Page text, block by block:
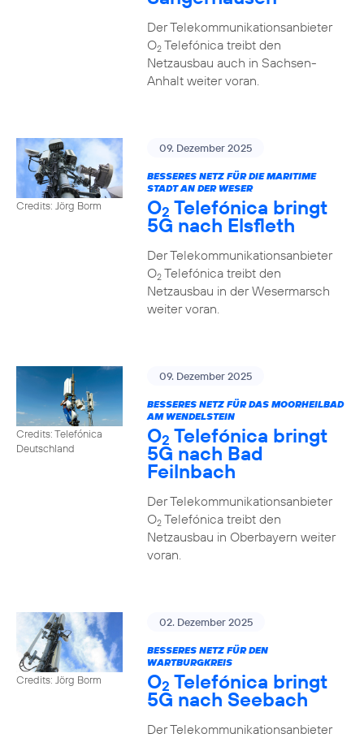
Der Telekommunikationsanbieter
O2Telefónica treibt den
Netzausbau auch in Sachsen-
Anhalt weiter voran.
Credits: Jörg Borm
09. Dezember 2025
BESSERES NETZ FÜR DIE MARITIME
STADT AN DER WESER
O2 Telefónica bringt
5G nach Elsfleth
Der Telekommunikationsanbieter
O2Telefónica treibt den
Netzausbau in der Wesermarsch
weiter voran.
Credits: Telefónica
Deutschland
09. Dezember 2025
BESSERES NETZ FÜR DAS MOORHEILBAD
AM WENDELSTEIN
O2 Telefónica bringt
5G nach Bad
Feilnbach
Der Telekommunikationsanbieter
O2Telefónica treibt den
Netzausbau in Oberbayern weiter
voran.
Credits: Jörg Borm
02. Dezember 2025
BESSERES NETZ FÜR DEN
WARTBURGKREIS
O2 Telefónica bringt
5G nach Seebach
Der Telekommunikationsanbieter